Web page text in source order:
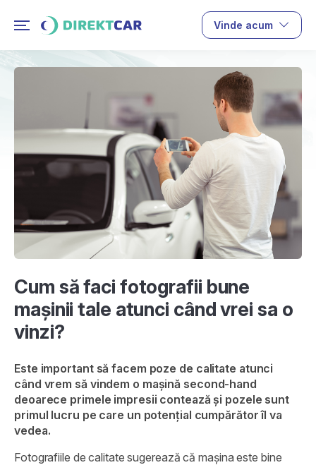
Vinde acum
Cum să faci fotografii bune
mașinii tale atunci când vrei sa o
vinzi?
Este important să facem poze de calitate atunci
când vrem să vindem o mașină second-hand
deoarece primele impresii contează și pozele sunt
primul lucru pe care un potențial cumpărător îl va
vedea.
Fotografiile de calitate sugerează că mașina este bine